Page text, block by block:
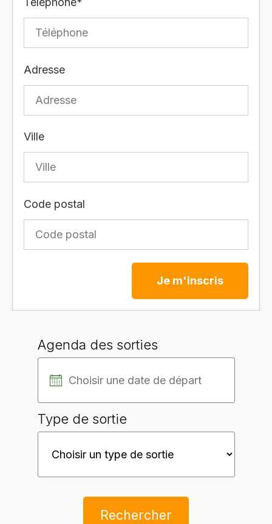
Adresse
Ville
Code postal
Je m'inscris
Agenda des sorties
Type de sortie
Rechercher